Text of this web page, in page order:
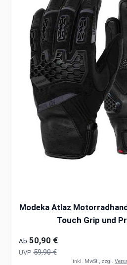
Modeka Atlaz
Touch Grip und
Ab 50,90 €
UVP 59,90 €
inkl. MwSt., zzgl.